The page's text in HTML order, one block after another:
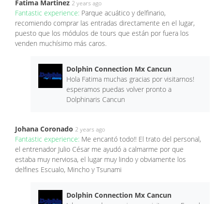
Fatima Martinez 2 years ago
Fantastic experience: Parque acuático y delfinario,
recomiendo comprar las entradas directamente en el lugar,
puesto que los módulos de tours que están por fuera los
venden muchísimo más caros.
Dolphin Connection Mx Cancun
Hola Fatima muchas gracias por visitarnos!
esperamos puedas volver pronto a
Dolphinaris Cancun
Johana Coronado 2 years ago
Fantastic experience: Me encantó todo!! El trato del personal,
el entrenador Julio César me ayudó a calmarme por que
estaba muy nerviosa, el lugar muy lindo y obviamente los
delfines Escualo, Mincho y Tsunami
Dolphin Connection Mx Cancun